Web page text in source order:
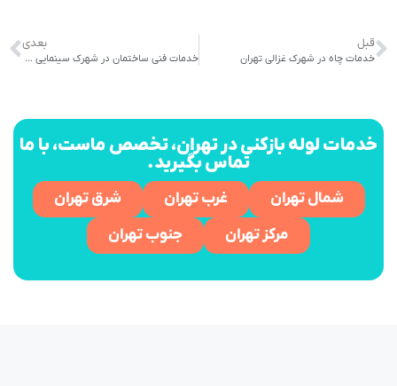
قبل
خدمات چاه در شهرک غزالی تهران
بعدی
خدمات فنی ساختمان در شهرک سینمایی تهران
خدمات لوله بازکنی در تهران، تخصص ماست، با ما
تماس بگیرید.
شمال تهران غرب تهران
شرق تهران
مرکز تهران
جنوب تهران